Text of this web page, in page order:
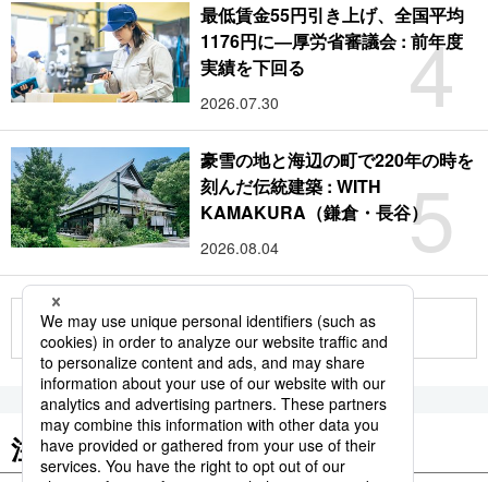
4
最低賃金55円引き上げ、全国平均
1176円に―厚労省審議会 : 前年度
実績を下回る
2026.07.30
5
豪雪の地と海辺の町で220年の時を
刻んだ伝統建築 : WITH
KAMAKURA（鎌倉・長谷）
2026.08.04
もっと見る
注目のキーワード